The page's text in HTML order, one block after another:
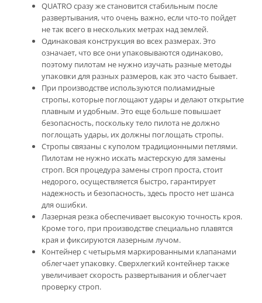
QUATRO сразу же становится стабильным после
развертывания, что очень важно, если что-то пойдет
не так всего в нескольких метрах над землей.
Одинаковая конструкция во всех размерах. Это
означает, что все они упаковываются одинаково,
поэтому пилотам не нужно изучать разные методы
упаковки для разных размеров, как это часто бывает.
При производстве используются полиамидные
стропы, которые поглощают удары и делают открытие
плавным и удобным. Это еще больше повышает
безопасность, поскольку тело пилота не должно
поглощать удары, их должны поглощать стропы.
Стропы связаны с куполом традиционными петлями.
Пилотам не нужно искать мастерскую для замены
строп. Вся процедура замены строп проста, стоит
недорого, осуществляется быстро, гарантирует
надежность и безопасность, здесь просто нет шанса
для ошибки.
Лазерная резка обеспечивает высокую точность кроя.
Кроме того, при производстве специально плавятся
края и фиксируются лазерным лучом.
Контейнер с четырьмя маркированными клапанами
облегчает упаковку. Сверхлегкий контейнер также
увеличивает скорость развертывания и облегчает
проверку строп.